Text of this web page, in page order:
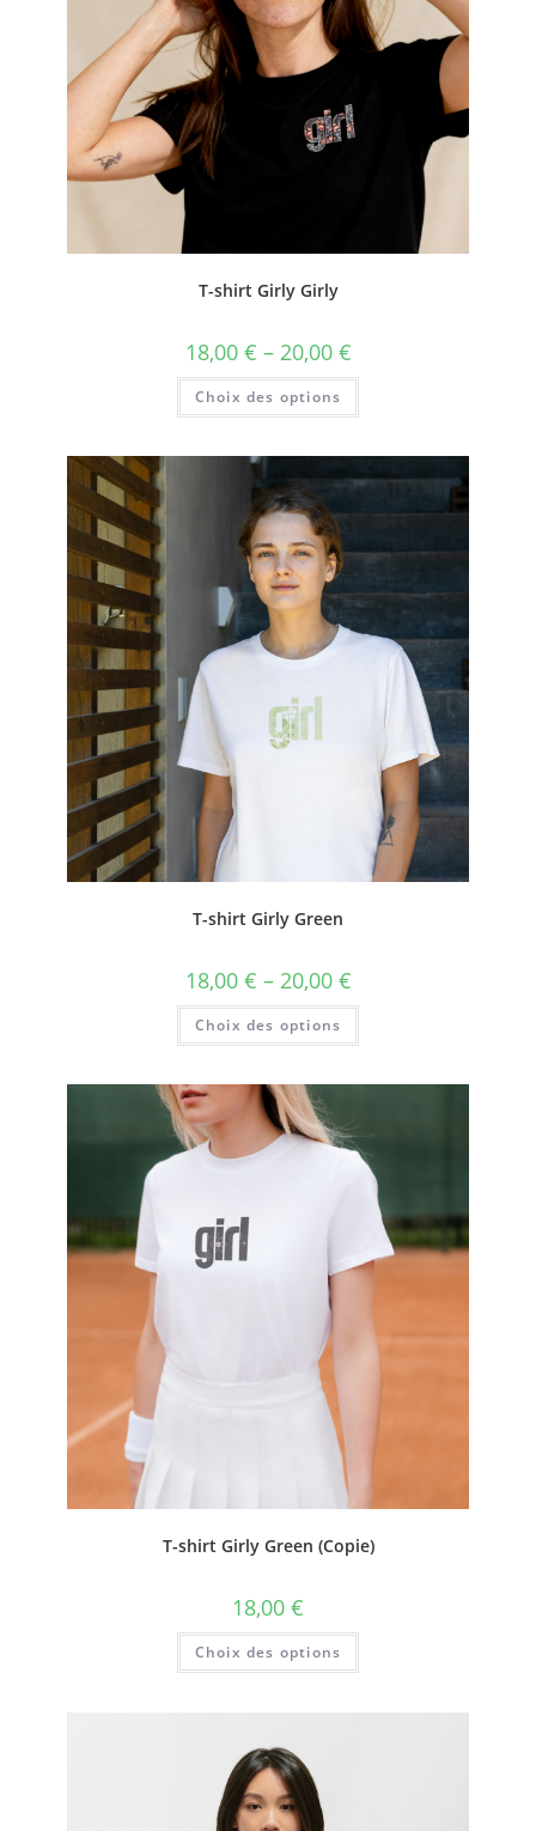
T-shirt Girly Girly
18,00 € – 20,00 €
Choix des options
T-shirt Girly Green
18,00 € – 20,00 €
Choix des options
T-shirt Girly Green (Copie)
18,00 €
Choix des options